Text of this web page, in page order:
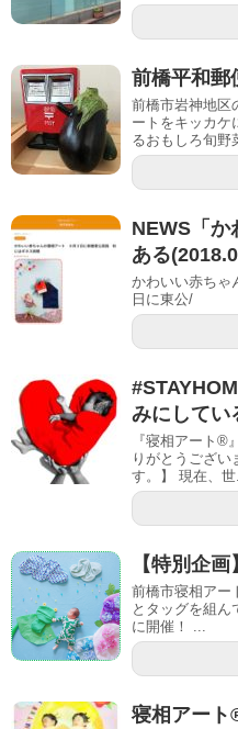
前橋平和郵
前橋市岩神地区
ートをキッカケ
るおもしろ旬野
NEWS「か
ある
かわいい赤ちゃ
日に東公/
みにしてい
『寝相アート®
りがとうござい
す。】 現在、
【特別企
前橋市寝相アー
とタッグを組ん
に開催！ ...
寝相アート